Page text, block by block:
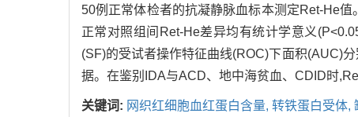
50例正常体检者的抗凝静脉血标本测定Ret-He
正常对照组间Ret-He差异均有统计学意义
(SF)的受试者操作特征曲线(ROC)下面积(AUC)
据。在鉴别IDA与ACD、地中海贫血、CDID时
关键词: 网织红细胞血红蛋白含量, 转铁蛋白受体,